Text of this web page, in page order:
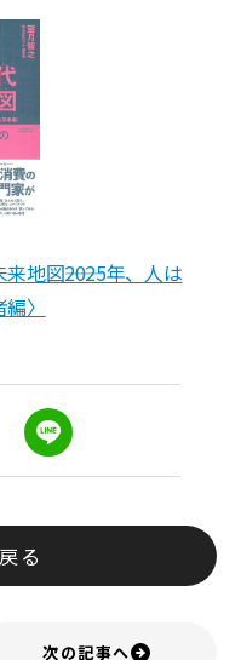
地図――2025年、人は
〉
る
次の記事へ